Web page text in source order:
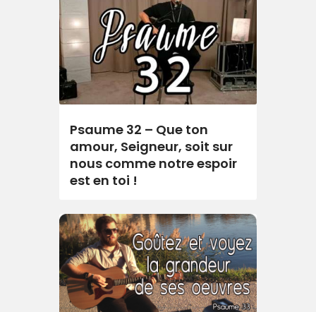
Psaume 32 – Que ton
amour, Seigneur, soit sur
nous comme notre espoir
est en toi !